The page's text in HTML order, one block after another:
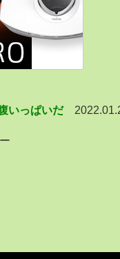
いっぱいだ